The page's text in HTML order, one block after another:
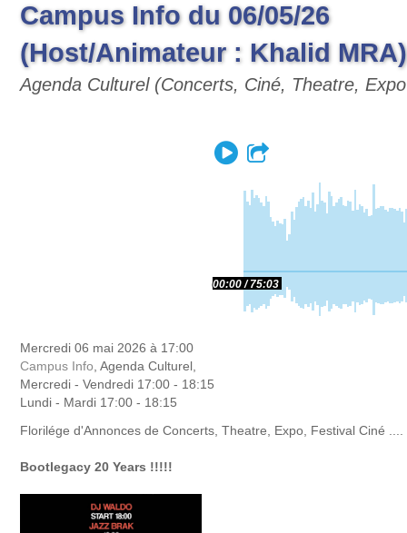
Campus Info du 06/05/26
(Host/Animateur : Khalid MRA)
Agenda Culturel (Concerts, Ciné, Theatre,
Play
00:00 75:03
Mercredi 06 mai 2026 à 17:00
Campus Info , Agenda Culturel,
Mercredi - Vendredi 17:00 - 18:15
Lundi - Mardi 17:00 - 18:15
Florilége d'Annonces de Concerts, Theatre, Expo, Festival Ciné ....
Bootlegacy 20 Years !!!!!